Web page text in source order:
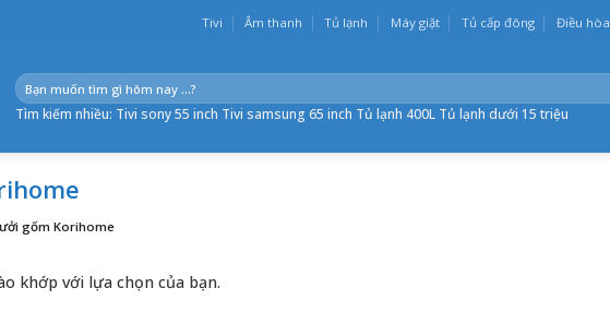
Tivi Âm thanh Tủ lạnh Máy giặt Tủ cấp đông Điều hòa
Tìm
kiếm:
Tìm kiếm nhiều: Tivi sony 55 inch Tivi samsung 65 inch Tủ lạnh 400L Tủ lạnh dưới 15 triệu
gốm Korihome
khớp với lựa chọn của bạn.